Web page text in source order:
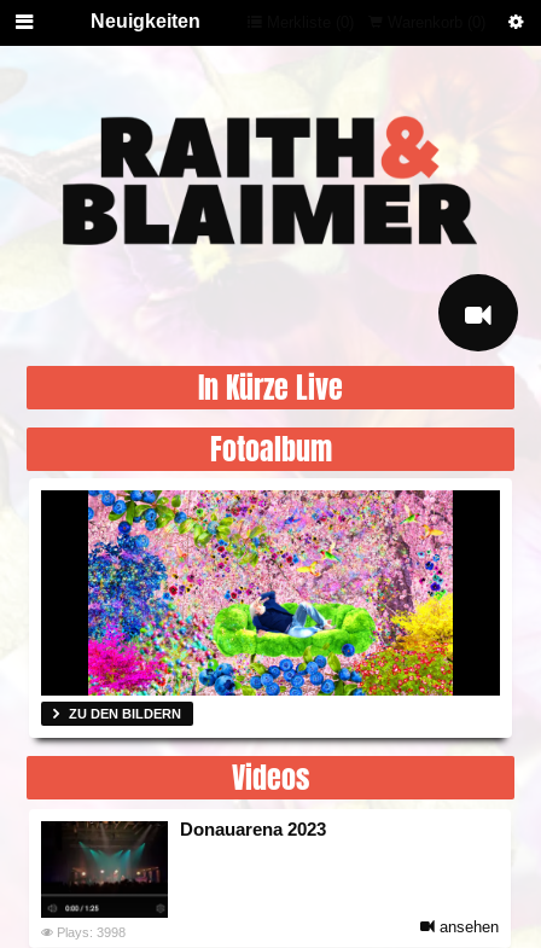
Neuigkeiten
In Kürze Live
Fotoalbum
ZU DEN BILDERN
Videos
Donauarena 2023
Plays: 3998 ansehen